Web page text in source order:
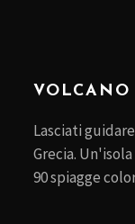
VOLCANO
Lasciati
Grecia.
90 spiagge